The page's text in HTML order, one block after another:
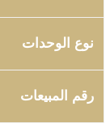
نوع الوحدات
رقم المبيعات